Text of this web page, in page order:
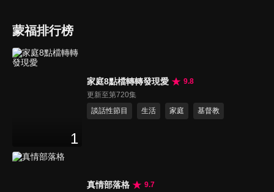
蒙福排行榜
1
家庭8點檔轉轉發現愛
9.8
更新至第720集
談話性節目
生活 家庭 基督教
真情部落格
9.7